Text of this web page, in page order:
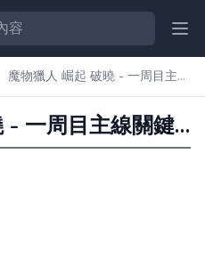
魔物獵人 崛起 破曉 - 一周目主線
關鍵任務一覽
魔物獵人 崛起 破曉 - 一周目主線關鍵任務一覽